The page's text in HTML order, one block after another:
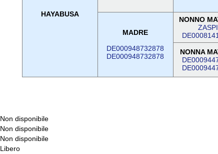
HAYABUSA
MADRE
DE000948732878
DE000948732878
NONNO
NONNA
Non disponibile
Non disponibile
Non disponibile
Libero